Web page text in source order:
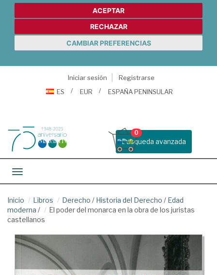
ACEPTAR
RECHAZAR
CAMBIAR PREFERENCIAS
Iniciar sesión
Registrarse
ES
EUR ESPAÑA PENINSULAR
Busqueda avanzada
0
Toggle navigation
Inicio Libros Derecho / Historia del Derecho / Edad
moderna /
El poder del monarca en la obra de los juristas
castellanos